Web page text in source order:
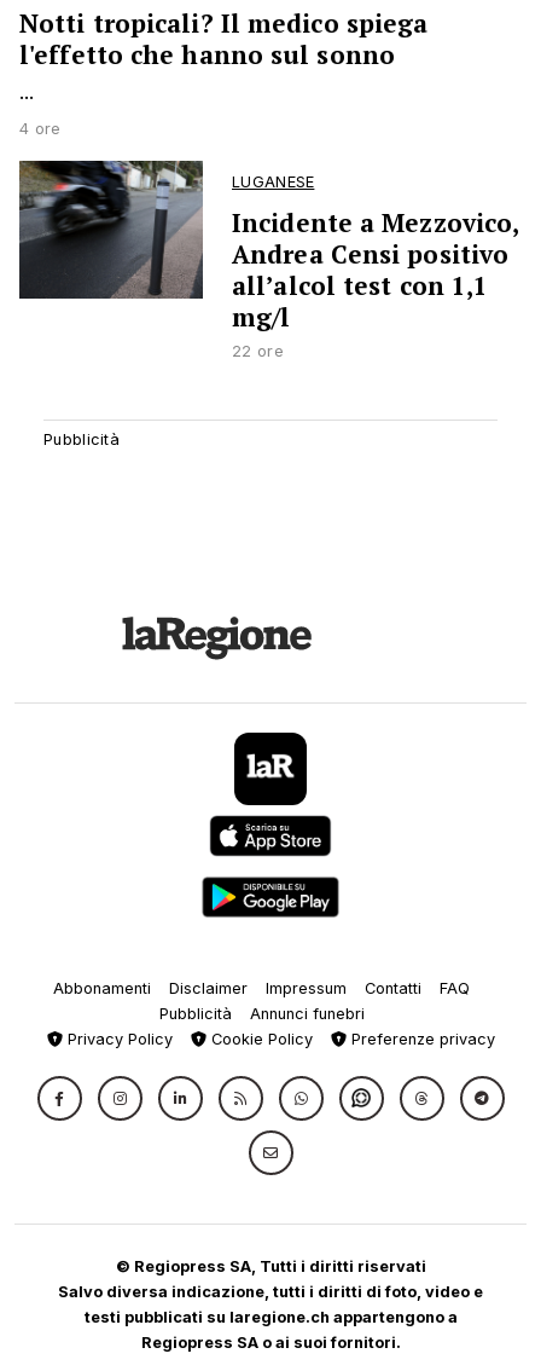
Notti tropicali? Il medico spiega
l'effetto che hanno sul sonno
...
4 ore
LUGANESE
Incidente a Mezzovico,
Andrea Censi positivo
all’alcol test con 1,1
mg/l
22 ore
Abbonamenti Disclaimer Impressum Contatti
FAQ
Pubblicità
Annunci funebri
Privacy Policy
Cookie Policy Preferenze privacy
© Regiopress SA, Tutti i diritti riservati
Salvo diversa indicazione, tutti i diritti di foto, video e
testi pubblicati su laregione.ch appartengono a
Regiopress SA o ai suoi fornitori.